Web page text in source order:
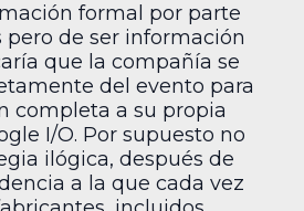
formal por parte
pero de ser información
que la compañía se
del evento para
completa a su propia
I/O. Por supuesto no
ilógica, después de
a la que cada vez